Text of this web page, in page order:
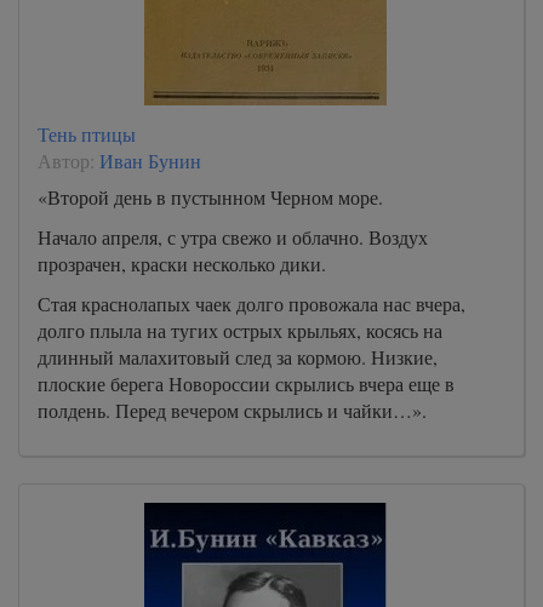
Тень птицы
Автор: Иван Бунин
«Второй день в пустынном Черном море.
Начало апреля, с утра свежо и облачно. Воздух
прозрачен, краски несколько дики.
Стая краснолапых чаек долго провожала нас вчера,
долго плыла на тугих острых крыльях, косясь на
длинный малахитовый след за кормою. Низкие,
плоские берега Новороссии скрылись вчера еще в
полдень. Перед вечером скрылись и чайки…».